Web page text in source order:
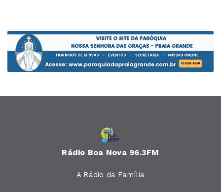
Rádio Boa Nova 96.3FM
A Rádio da Família